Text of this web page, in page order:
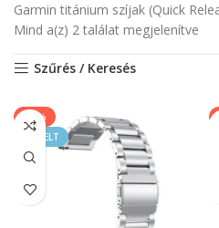
Garmin titánium szíjak (Quick
Mind a(z) 2 találat megjelenítve
Szűrés / Keresés
-40%
KIEMELT